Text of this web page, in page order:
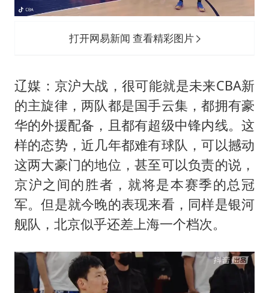
打开网易新闻 查看精彩图片
辽媒：京沪大战，很可能就是未来CBA新
的主旋律，两队都是国手云集，都拥有豪
华的外援配备，且都有超级中锋内线。这
样的态势，近几年都难有球队，可以撼动
这两大豪门的地位，甚至可以负责的说，
京沪之间的胜者，就将是本赛季的总冠
军。但是就今晚的表现来看，同样是银河
舰队，北京似乎还差上海一个档次。